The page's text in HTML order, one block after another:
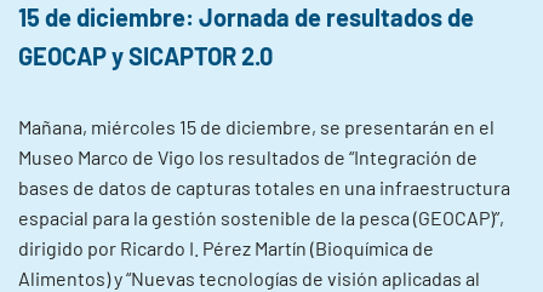
15 de diciembre: Jornada de resultados de
GEOCAP y SICAPTOR 2.0
Mañana, miércoles 15 de diciembre, se presentarán en el
Museo Marco de Vigo los resultados de “Integración de
bases de datos de capturas totales en una infraestructura
espacial para la gestión sostenible de la pesca (GEOCAP)”,
dirigido por Ricardo I. Pérez Martín (Bioquímica de
Alimentos) y “Nuevas tecnologías de visión aplicadas al